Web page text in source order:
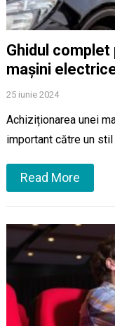
Ghidul
mașini
25 iunie 2024
Achiziționarea unei
important către un
Read More